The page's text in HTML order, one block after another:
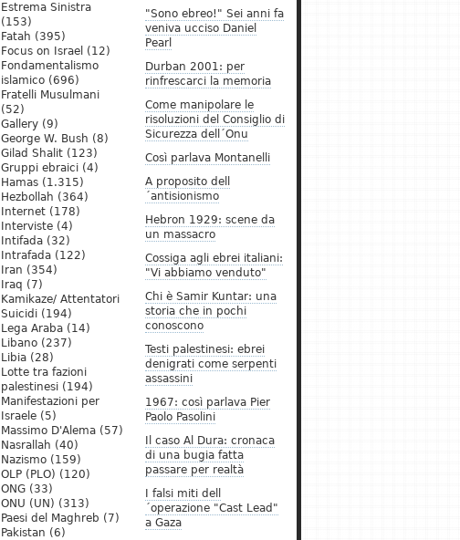
"Sono ebreo!" Sei anni fa
veniva ucciso Daniel
Pearl
Durban 2001: per
rinfrescarci la memoria
Come manipolare le
risoluzioni del Consiglio di
Sicurezza dell´Onu
Così parlava Montanelli
A proposito dell
´antisionismo
Hebron 1929: scene da
un massacro
Cossiga agli ebrei italiani:
"Vi abbiamo venduto"
Chi è Samir Kuntar: una
storia che in pochi
conoscono
Testi palestinesi: ebrei
denigrati come serpenti
assassini
1967: così parlava Pier
Paolo Pasolini
Il caso Al Dura: cronaca
di una bugia fatta
passare per realtà
I falsi miti dell
´operazione "Cast Lead"
a Gaza
Estrema Sinistra
(153)
Fatah (395)
Focus on Israel (12)
Fondamentalismo
islamico (696)
Fratelli Musulmani
(52)
Gallery (9)
George W. Bush (8)
Gilad Shalit (123)
Gruppi ebraici (4)
Hamas (1.315)
Hezbollah (364)
Internet (178)
Interviste (4)
Intifada (32)
Intrafada (122)
Iran (354)
Iraq (7)
Kamikaze/ Attentatori
Suicidi (194)
Lega Araba (14)
Libano (237)
Libia (28)
Lotte tra fazioni
palestinesi (194)
Manifestazioni per
Israele (5)
Massimo D'Alema (57)
Nasrallah (40)
Nazismo (159)
OLP (PLO) (120)
ONG (33)
ONU (UN) (313)
Paesi del Maghreb (7)
Pakistan (6)